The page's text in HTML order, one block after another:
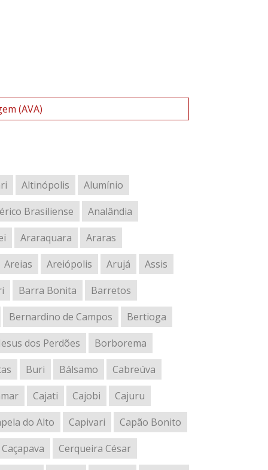
(AVA)
Altinópolis
Alumínio
Brasiliense
Analândia
Araraquara
Araras
Areias
Areiópolis Arujá
Assis
Barra Bonita
Barretos
Bernardino de Campos
Bertioga
dos Perdões
Borborema
Buri Bálsamo
Cabreúva
Cajati Cajobi
Cajuru
do Alto
Capivari
Capão Bonito
Caçapava
Cerqueira César